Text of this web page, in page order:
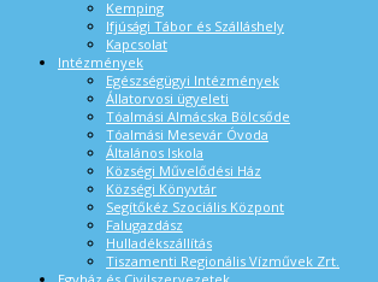
Kemping
Ifjúsági Tábor és Szálláshely
Kapcsolat
Intézmények
Egészségügyi Intézmények
Állatorvosi ügyeleti
Tóalmási Almácska Bölcsőde
Tóalmási Mesevár Óvoda
Általános Iskola
Községi Művelődési Ház
Községi Könyvtár
Segítőkéz Szociális Központ
Falugazdász
Hulladékszállítás
Tiszamenti Regionális Vízművek Zrt.